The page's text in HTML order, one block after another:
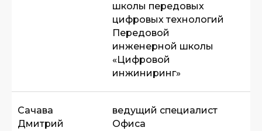
школы передовых
цифровых технологий
Передовой
инженерной школы
«Цифровой
инжиниринг»
Сачава
Дмитрий
ведущий специалист
Офиса